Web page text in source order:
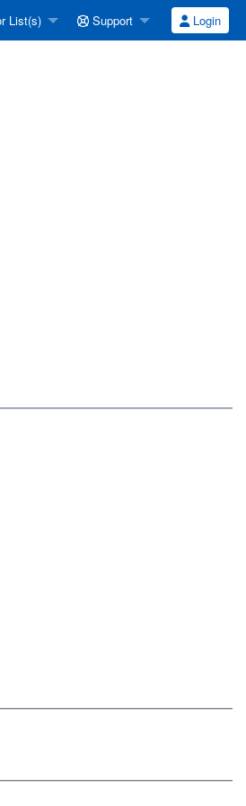
List(s) Support Login